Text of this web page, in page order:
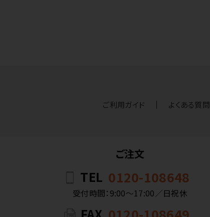
ご利用ガイド よくある質問
ご注文
TEL 0120-108648
受付時間：9:00〜17:00／日祝休